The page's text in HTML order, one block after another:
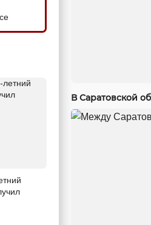
В Саратовской